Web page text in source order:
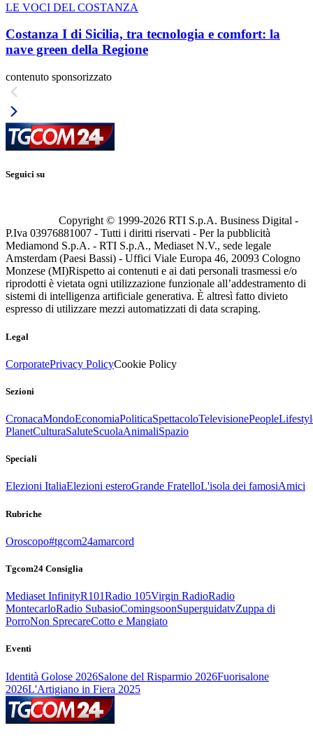
LE VOCI DEL COSTANZA
Costanza I di Sicilia, tra tecnologia e comfort: la
nave green della Regione
contenuto sponsorizzato
Seguici su
Copyright © 1999-2026 RTI S.p.A. Business Digital -
P.Iva 03976881007 - Tutti i diritti riservati - Per la pubblicità
Mediamond S.p.A. - RTI S.p.A., Mediaset N.V., sede legale
Amsterdam (Paesi Bassi) - Uffici Viale Europa 46, 20093 Cologno
Monzese (MI)Rispetto ai contenuti e ai dati personali trasmessi e/o
riprodotti è vietata ogni utilizzazione funzionale all’addestramento di
sistemi di intelligenza artificiale generativa. È altresì fatto divieto
espresso di utilizzare mezzi automatizzati di data scraping.
Legal
CorporatePrivacy PolicyCookie Policy
Sezioni
CronacaMondoEconomiaPoliticaSpettacoloTelevisionePeople
PlanetCulturaSaluteScuolaAnimaliSpazio
Speciali
Elezioni ItaliaElezioni esteroGrande FratelloL'isola dei famosiAmici
Rubriche
Oroscopo#tgcom24amarcord
Tgcom24 Consiglia
Mediaset InfinityR101Radio 105Virgin RadioRadio
MontecarloRadio SubasioComingsoonSuperguidatvZuppa di
PorroNon SprecareCotto e Mangiato
Eventi
Identità Golose 2026Salone del Risparmio 2026Fuorisalone
2026L'Artigiano in Fiera 2025